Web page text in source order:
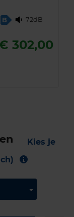
B 72dB
302,00
Kies je